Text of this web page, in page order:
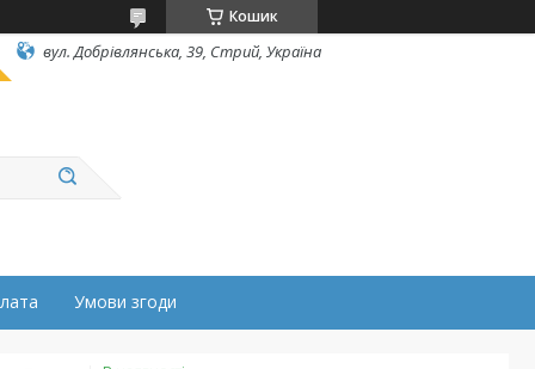
Кошик
вул. Добрівлянська, 39, Стрий, Україна
Умови згоди